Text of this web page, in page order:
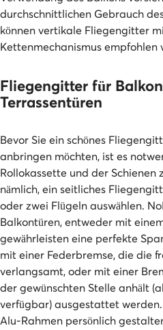
durchschnittlichen Gebrauch
können vertikale Fliegengitter
Kettenmechanismus empfohlen
Fliegengitter für
Terrassentüren
Bevor Sie ein schönes
anbringen möchten, ist es
Rollokassette und der Schienen
nämlich, ein seitliches
oder zwei Flügeln auswählen.
Balkontüren, entweder mit
gewährleisten eine perfekte
mit einer Federbremse, die die
verlangsamt, oder mit einer
der gewünschten Stelle anhält
verfügbar) ausgestattet
Alu-Rahmen persönlich